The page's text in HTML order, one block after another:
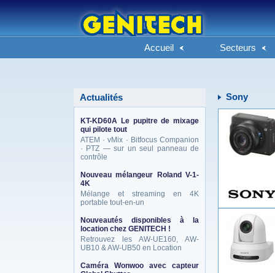
Accueil Secteurs
Actualités
KT-KD60A Le pupitre de mixage
qui pilote tout
ATEM · vMix · Bitfocus Companion
· PTZ — sur un seul panneau de
contrôle
Nouveau mélangeur Roland V-1-
4K
Mélange et streaming en 4K
portable tout-en-un
Nouveautés disponibles à la
location chez GENITECH !
Retrouvez les AW-UE160, AW-
UB10 & AW-UB50 en Location
Caméra Wonwoo avec capteur
Sony